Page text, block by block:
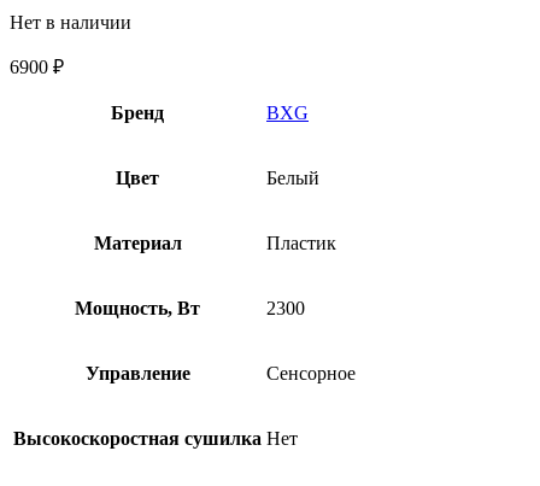
Нет в наличии
6900 ₽
Бренд BXG
Цвет Белый
Материал Пластик
Мощность, Вт 2300
Управление Сенсорное
Высокоскоростная сушилка Нет